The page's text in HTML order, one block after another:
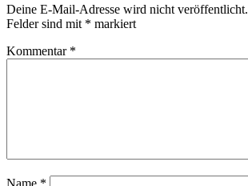
Deine E-Mail-Adresse wird nicht veröffentlicht.
Felder sind mit * markiert
Kommentar *
Name *